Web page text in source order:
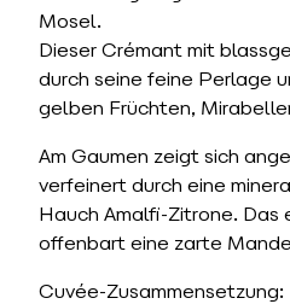
Mosel.
Dieser Crémant mit
durch seine feine Perlage
gelben Früchten,
Am Gaumen zeigt sich
verfeinert durch eine
Hauch Amalfi-Zitrone. Das
offenbart eine zarte
Cuvée-Zusammensetzung: